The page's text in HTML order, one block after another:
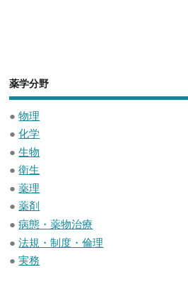
薬学分野
●物理
●化学
●生物
●衛生
●薬理
●薬剤
●病態・薬物治療
●法規・制度・倫理
●実務